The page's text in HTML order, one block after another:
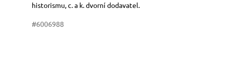
historismu, c. a k. dvorní dodavatel.
#6006988